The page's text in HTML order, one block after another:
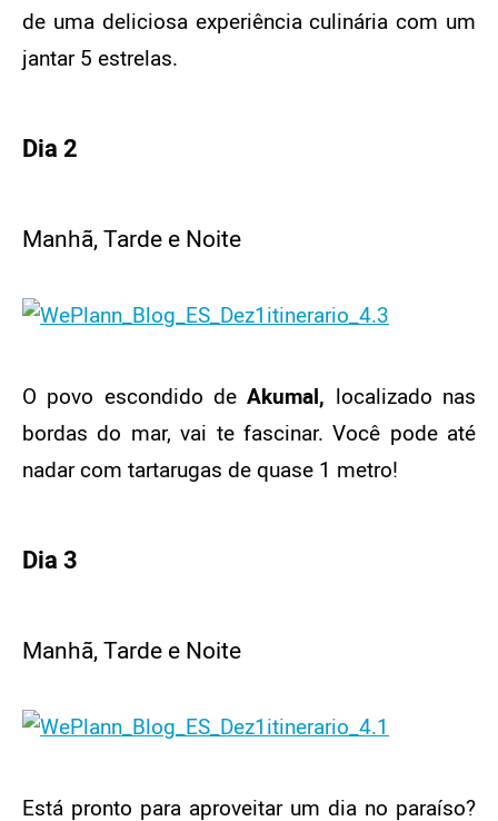
de uma deliciosa experiência culinária com um
jantar 5 estrelas.
Dia 2
Manhã, Tarde e Noite
O povo escondido deAkumal, localizado nas
bordas do mar, vai te fascinar. Você pode até
nadar com tartarugas de quase 1 metro!
Dia 3
Manhã, Tarde e Noite
Está pronto para aproveitar um dia no paraíso?